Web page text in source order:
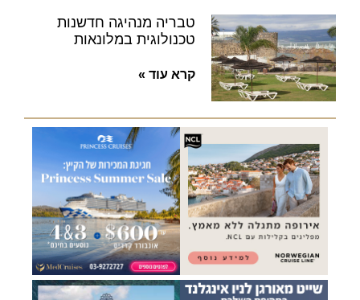
טבריה מנהיגה חדשנות
טכנולוגית במלונאות
קרא עוד »